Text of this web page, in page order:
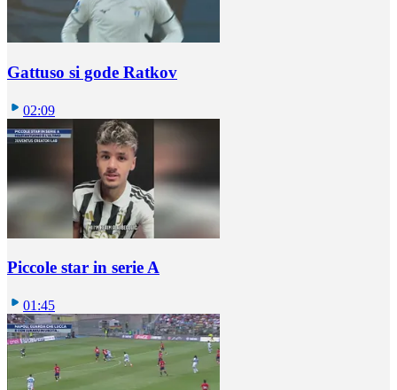
Gattuso si gode Ratkov
02:09
Piccole star in serie A
01:45